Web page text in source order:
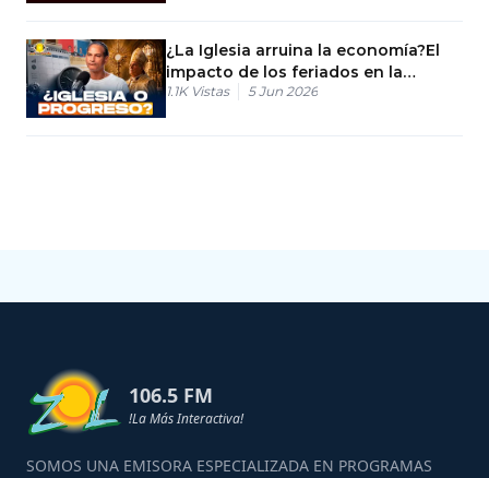
¿La Iglesia arruina la economía?El
impacto de los feriados en la
economía dominicana
1.1K Vistas 5 Jun 2026
106.5 FM
!La Más Interactiva!
SOMOS UNA EMISORA ESPECIALIZADA EN PROGRAMAS